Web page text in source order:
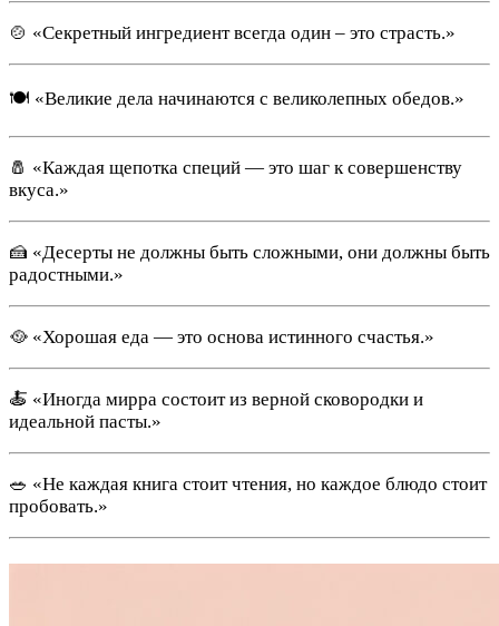
🍲 «Секретный ингредиент всегда один – это страсть.»
🍽️ «Великие дела начинаются с великолепных обедов.»
🧂 «Каждая щепотка специй — это шаг к совершенству
вкуса.»
🍰 «Десерты не должны быть сложными, они должны быть
радостными.»
🥘 «Хорошая еда — это основа истинного счастья.»
🍝 «Иногда мирра состоит из верной сковородки и
идеальной пасты.»
🥗 «Не каждая книга стоит чтения, но каждое блюдо стоит
пробовать.»